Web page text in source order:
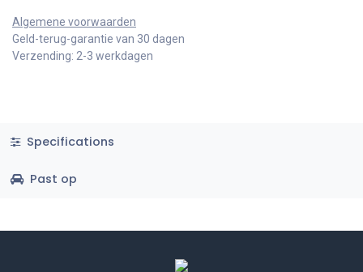
Algemene voorwaarden
Geld-terug-garantie van 30 dagen
Verzending: 2-3 werkdagen
Specifications
Past op